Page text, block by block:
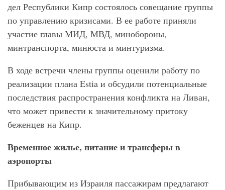
дел Республики Кипр состоялось совещание группы
по управлению кризисами. В ее работе приняли
участие главы МИД, МВД, минобороны,
минтранспорта, минюста и минтуризма.
В ходе встречи члены группы оценили работу по
реализации плана Estia и обсудили потенциальные
последствия распространения конфликта на Ливан,
что может привести к значительному притоку
беженцев на Кипр.
Временное жилье, питание и трансферы в
аэропорты
Прибывающим из Израиля пассажирам предлагают